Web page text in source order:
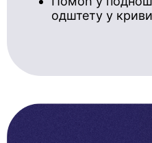
одштету у